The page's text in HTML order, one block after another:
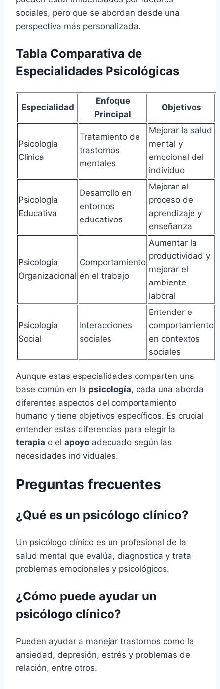
sociales, pero que se abordan desde una
perspectiva más personalizada.
Tabla Comparativa de
Especialidades Psicológicas
Especialidad
Enfoque
Principal
Objetivos
Psicología
Clínica
Tratamiento de
trastornos
mentales
Mejorar la salud
mental y
emocional del
individuo
Psicología
Educativa
Desarrollo en
entornos
educativos
Mejorar el
proceso de
aprendizaje y
enseñanza
Psicología
Organizacional
Comportamiento
en el trabajo
Aumentar la
productividad y
mejorar el
ambiente
laboral
Psicología
Social
Interacciones
sociales
Entender el
comportamiento
en contextos
sociales
Aunque estas especialidades comparten una
base común en la psicología, cada una aborda
diferentes aspectos del comportamiento
humano y tiene objetivos específicos. Es crucial
entender estas diferencias para elegir la
terapia o el apoyo adecuado según las
necesidades individuales.
Preguntas frecuentes
¿Qué es un psicólogo clínico?
Un psicólogo clínico es un profesional de la
salud mental que evalúa, diagnostica y trata
problemas emocionales y psicológicos.
¿Cómo puede ayudar un
psicólogo clínico?
Pueden ayudar a manejar trastornos como la
ansiedad, depresión, estrés y problemas de
relación, entre otros.